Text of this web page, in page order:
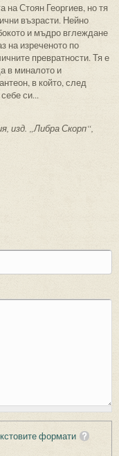
на Стоян Георгиев, но тя
възрасти. Нейно
и мъдро вглеждане
на изреченото по
превратности. Тя е
в миналото и
в който, след
си...
изд. „Либра Скорп“,
формати